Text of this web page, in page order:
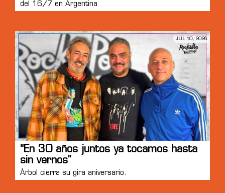
del 16/7 en Argentina
JUL 10, 2026
“En 30 años juntos ya tocamos hasta
sin vernos”
Árbol cierra su gira aniversario.